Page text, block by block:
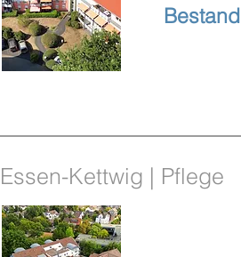
Bestand
Essen-Kettwig | Pflege
bei Essen